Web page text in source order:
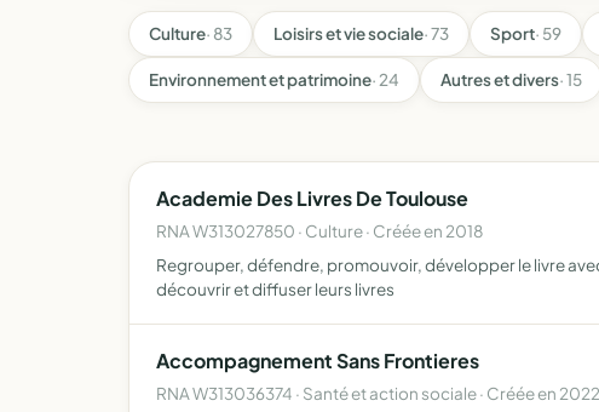
Culture· 83 Loisirs et vie sociale· 73 Sport· 59
Environnement et patrimoine· 24 Autres et divers· 15
Academie Des Livres De Toulouse
RNA W313027850 · Culture · Créée en 2018
Regrouper, défendre, promouvoir, développer le livre
découvrir et diffuser leurs livres
Accompagnement Sans Frontieres
RNA W313036374 · Santé et action sociale · Créée en 2022